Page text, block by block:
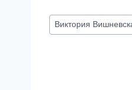
Метки
записи:
Виктория